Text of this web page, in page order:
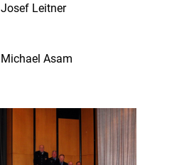
Josef Leitner
Michael Asam